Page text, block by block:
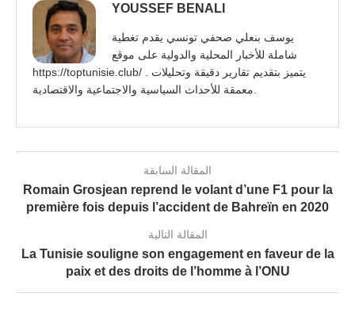
YOUSSEF BENALI
يوسف بنعلي صحفي تونسي يقدم تغطية
شاملة للأخبار المحلية والدولية على موقع
https://toptunisie.club/ . يتميز بتقديم تقارير دقيقة وتحليلات
المقالة السابقة
Romain Grosjean reprend le volant d’une F1 pour la
première fois depuis l’accident de Bahreïn en 2020
المقالة التالية
La Tunisie souligne son engagement en faveur de la
paix et des droits de l’homme à l’ONU